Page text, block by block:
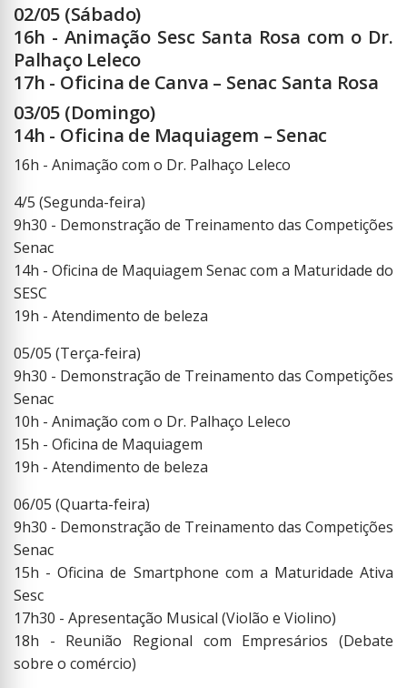
02/05 (Sábado)
16h - Animação Sesc Santa Rosa com o Dr.
Palhaço Leleco
17h - Oficina de Canva – Senac Santa Rosa
03/05 (Domingo)
14h - Oficina de Maquiagem – Senac
16h - Animação com o Dr. Palhaço Leleco
4/5 (Segunda-feira)
9h30 - Demonstração de Treinamento das Competições
Senac
14h - Oficina de Maquiagem Senac com a Maturidade do
SESC
19h - Atendimento de beleza
05/05 (Terça-feira)
9h30 - Demonstração de Treinamento das Competições
Senac
10h - Animação com o Dr. Palhaço Leleco
15h - Oficina de Maquiagem
19h - Atendimento de beleza
06/05 (Quarta-feira)
9h30 - Demonstração de Treinamento das Competições
Senac
15h - Oficina de Smartphone com a Maturidade Ativa
Sesc
17h30 - Apresentação Musical (Violão e Violino)
18h - Reunião Regional com Empresários (Debate
sobre o comércio)